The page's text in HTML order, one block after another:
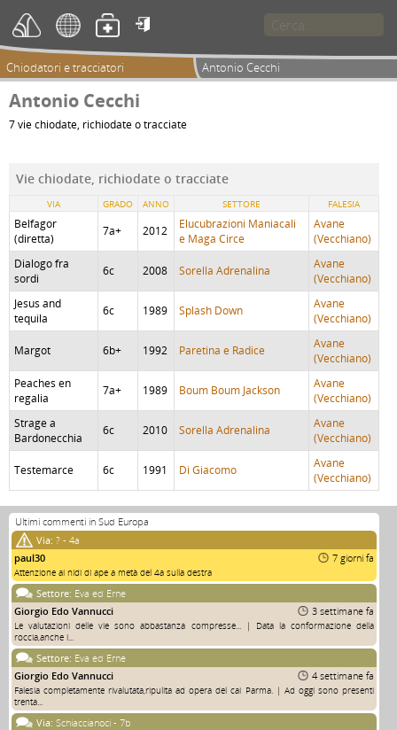

Chiodatori e tracciatori Antonio Cecchi
Antonio Cecchi
7 vie chiodate, richiodate o tracciate
Vie chiodate, richiodate o tracciate
VIA GRADO ANNO SETTORE FALESIA
Belfagor
(diretta)
7a+ 2012
Elucubrazioni Maniacali
e Maga Circe
Avane
(Vecchiano)
Dialogo fra
sordi
6c 2008 Sorella Adrenalina
Avane
(Vecchiano)
Jesus and
tequila
6c 1989 Splash Down
Avane
(Vecchiano)
Margot 6b+ 1992 Paretina e Radice
Avane
(Vecchiano)
Peaches en
regalia
7a+ 1989 Boum Boum Jackson
Avane
(Vecchiano)
Strage a
Bardonecchia
6c 2010 Sorella Adrenalina
Avane
(Vecchiano)
Testemarce 6c 1991 Di Giacomo
Avane
(Vecchiano)
Ultimi commenti in Sud Europa
Via: ? - 4a
paul30
7 giorni fa
Attenzione ai nidi di ape a metà del 4a sulla destra
Settore: Eva ed Erne
Giorgio Edo Vannucci
3 settimane fa
Le valutazioni delle vie sono abbastanza compresse... | Data la conformazione della
roccia,anche i...
Settore: Eva ed Erne
Giorgio Edo Vannucci
4 settimane fa
Falesia completamente rivalutata,ripulita ad opera del cai Parma. | Ad oggi sono presenti
trenta...
Via: Schiaccianoci - 7b